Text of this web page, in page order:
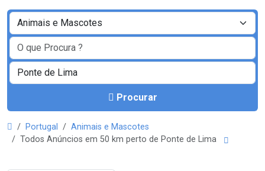
Procurar
Portugal
Animais e Mascotes
Todos Anúncios em 50 km perto de Ponte de Lima